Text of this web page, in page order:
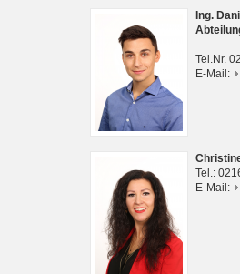
Ing.
Tel.Nr.
E-Mail:
Tel.:
E-Mail: